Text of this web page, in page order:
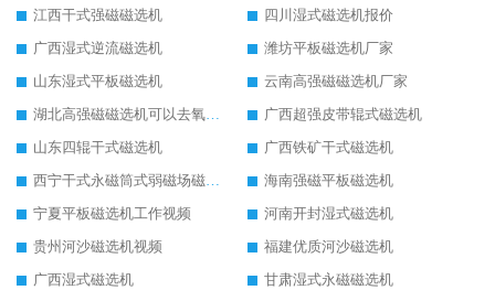
江西干式强磁磁选机
四川湿式磁选机报价
广西湿式逆流磁选机
潍坊平板磁选机厂家
山东湿式平板磁选机
云南高强磁磁选机厂家
湖北高强磁磁选机可以去氧化铝
广西超强皮带辊式磁选机
山东四辊干式磁选机
广西铁矿干式磁选机
西宁干式永磁筒式弱磁场磁选机结构图
海南强磁平板磁选机
宁夏平板磁选机工作视频
河南开封湿式磁选机
贵州河沙磁选机视频
福建优质河沙磁选机
广西湿式磁选机
甘肃湿式永磁磁选机